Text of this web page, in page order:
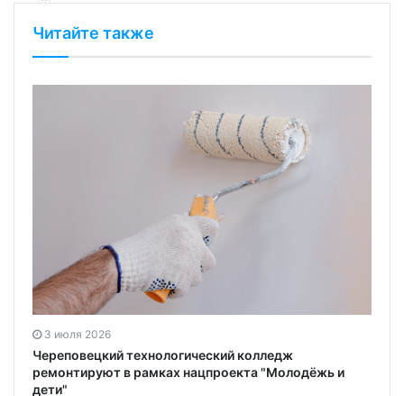
Читайте также
3 июля 2026
Череповецкий технологический колледж
ремонтируют в рамках нацпроекта "Молодёжь и
дети"